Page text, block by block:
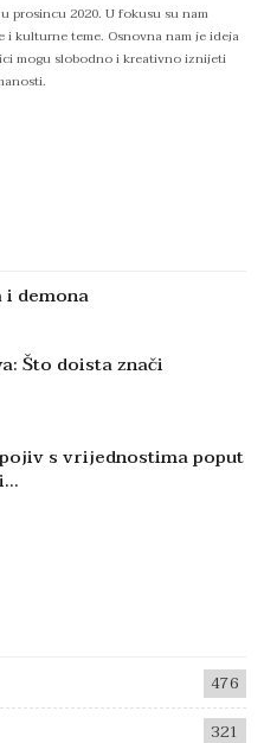
prosincu 2020. U fokusu su nam
kulturne teme. Osnovna nam je ideja
mogu slobodno i kreativno iznijeti
i demona
Što doista znači
s vrijednostima poput
476
321